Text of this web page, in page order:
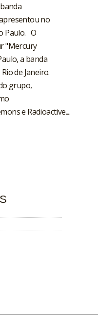
no
Paulo. O
"Mercury
a banda
de Janeiro.
grupo,
e Radioactive....